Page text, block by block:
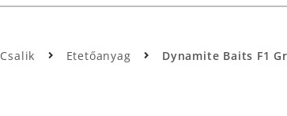
Csalik Etetőanyag Dynamite Baits F1